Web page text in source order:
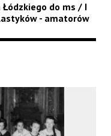
do ms / I
- amatorów